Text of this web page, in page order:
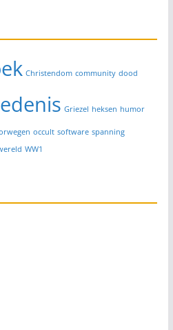
Christendom community dood
Griezel heksen humor
occult software spanning
WW1